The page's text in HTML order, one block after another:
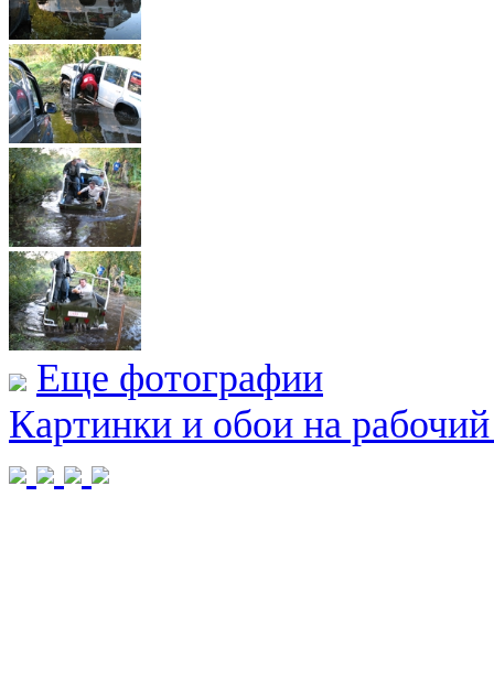
Еще фотографии
Картинки и обои на